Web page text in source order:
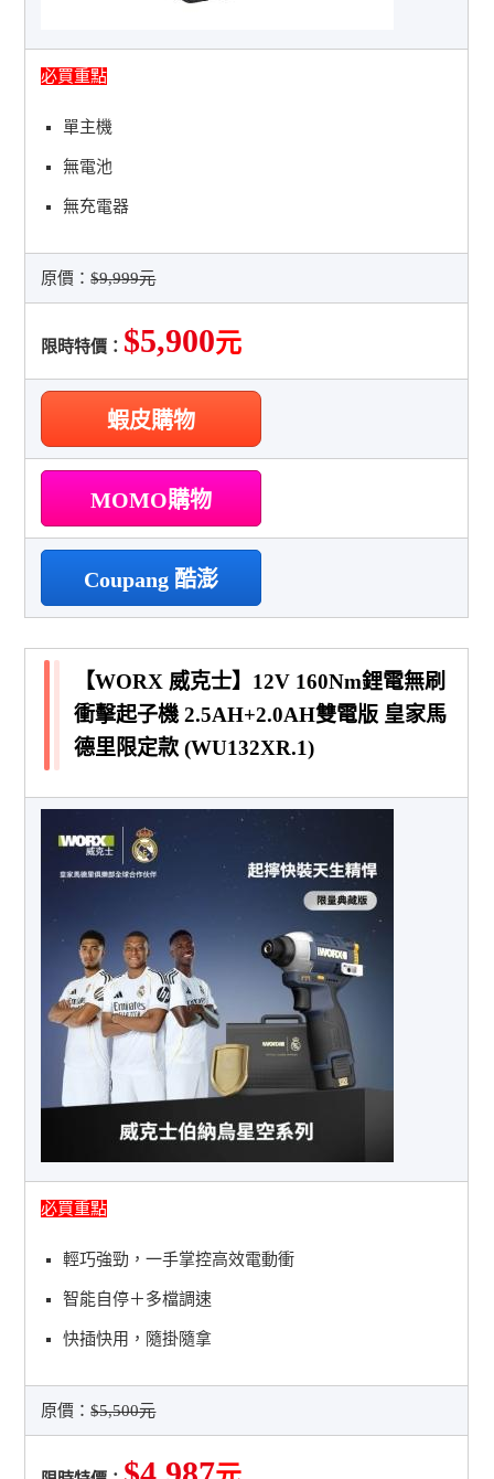
必買重點
單主機
無電池
無充電器
原價：$9,999元
限時特價： $5,900元
蝦皮購物
MOMO購物
Coupang 酷澎
【WORX 威克士】12V 160Nm鋰電無刷
衝擊起子機 2.5AH+2.0AH雙電版 皇家馬
德里限定款 (WU132XR.1)
必買重點
輕巧強勁，一手掌控高效電動衝
智能自停＋多檔調速
快插快用，隨掛隨拿
原價：$5,500元